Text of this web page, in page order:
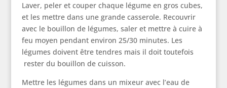
Laver, peler et couper chaque légume en gros cubes,
et les mettre dans une grande casserole. Recouvrir
avec le bouillon de légumes, saler et mettre à cuire à
feu moyen pendant environ 25/30 minutes. Les
légumes doivent être tendres mais il doit toutefois
rester du bouillon de cuisson.
Mettre les légumes dans un mixeur avec l’eau de